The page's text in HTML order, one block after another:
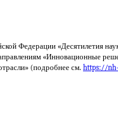
Федерации «Десятилетия
«Инновационные
(подробнее см. https://